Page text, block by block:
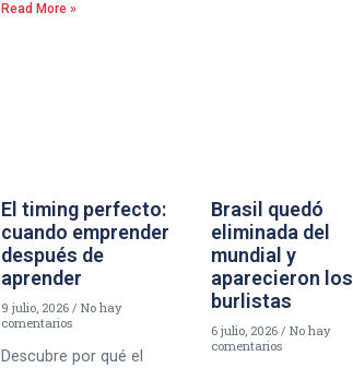
Read More »
El timing perfecto:
cuando emprender
después de
aprender
9 julio, 2026
No hay
comentarios
Descubre por qué el
Brasil quedó
eliminada del
mundial y
aparecieron los
burlistas
6 julio, 2026 No hay
comentarios